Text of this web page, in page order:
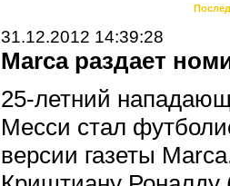
31.12.2012 14:39:28
Marca раздает
25-летний
Месси стал
версии газеты